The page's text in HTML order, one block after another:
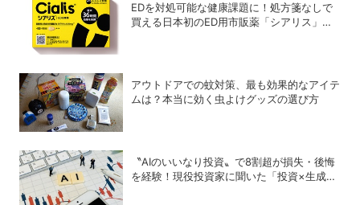
EDを対処可能な健康課題に！処方箋なしで
買える日本初のED用市販薬「シアリス」が
アウトドアでの蚊対策、最も効果的なアイテ
ムは？本当に効く虫よけグッズの選び方
〝AIのいいなり投資〟で8割超が損失・後悔
を経験！現役投資家に聞いた「投資×生成